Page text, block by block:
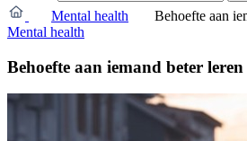
Mental health
Behoefte aan
Mental health
Behoefte aan iemand beter